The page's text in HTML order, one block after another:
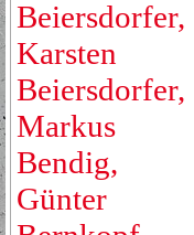
Beiersdorfer,
Karsten
Beiersdorfer,
Markus
Bendig,
Günter